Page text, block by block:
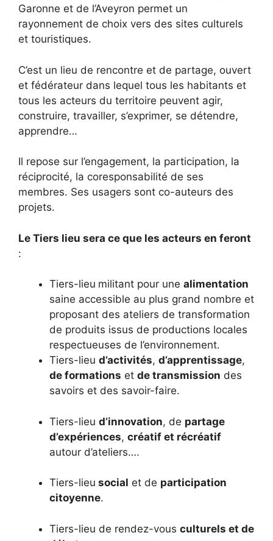
Garonne et de l’Aveyron permet un
rayonnement de choix vers des sites culturels
et touristiques.
C’est un lieu de rencontre et de partage, ouvert
et fédérateur dans lequel tous les habitants et
tous les acteurs du territoire peuvent agir,
construire, travailler, s’exprimer, se détendre,
apprendre…
Il repose sur l’engagement, la participation, la
réciprocité, la coresponsabilité de ses
membres. Ses usagers sont co-auteurs des
projets.
Le Tiers lieu sera ce que les acteurs en feront
:
Tiers-lieu militant pour une alimentation
saine accessible au plus grand nombre et
proposant des ateliers de transformation
de produits issus de productions locales
respectueuses de l’environnement.
Tiers-lieu d’activités, d’apprentissage,
de formations et de transmission des
savoirs et des savoir-faire.
Tiers-lieu d’innovation, de partage
d’expériences, créatif et récréatif
autour d’ateliers….
Tiers-lieu social et de participation
citoyenne.
Tiers-lieu de rendez-vous culturels et de